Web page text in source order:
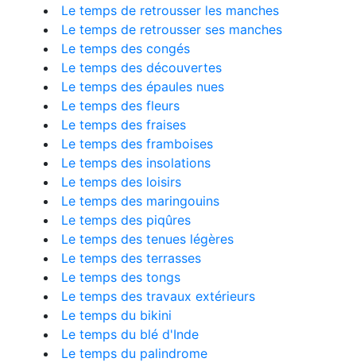
Le temps de retrousser les manches
Le temps de retrousser ses manches
Le temps des congés
Le temps des découvertes
Le temps des épaules nues
Le temps des fleurs
Le temps des fraises
Le temps des framboises
Le temps des insolations
Le temps des loisirs
Le temps des maringouins
Le temps des piqûres
Le temps des tenues légères
Le temps des terrasses
Le temps des tongs
Le temps des travaux extérieurs
Le temps du bikini
Le temps du blé d'Inde
Le temps du palindrome